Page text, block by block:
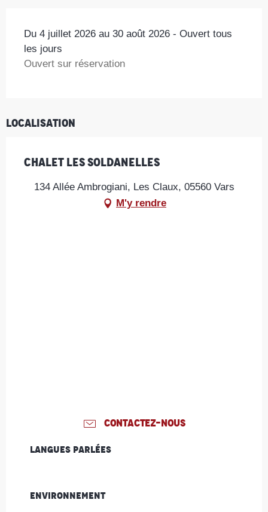
Du 4 juillet 2026 au 30 août 2026 - Ouvert tous
les jours
Ouvert sur réservation
Localisation
Chalet les Soldanelles
134 Allée Ambrogiani, Les Claux, 05560 Vars
M'y rendre
CONTACTEZ-NOUS
Langues parlées
Langues parlées
Environnement
Environnement